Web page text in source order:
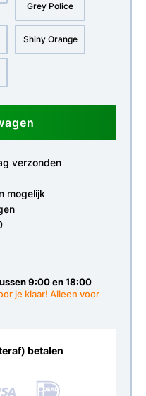
Grey Police
Shiny Orange
verzonden
mogelijk
9:00 en 18:00
je klaar! Alleen voor
betalen